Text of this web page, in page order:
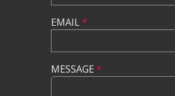
EMAIL*
MESSAGE *